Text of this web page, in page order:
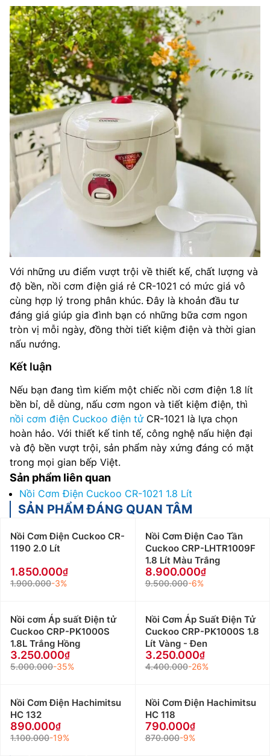
Với những ưu điểm vượt trội về thiết kế, chất lượng và
độ bền, nồi cơm điện giá rẻ CR-1021 có mức giá vô
cùng hợp lý trong phân khúc. Đây là khoản đầu tư
đáng giá giúp gia đình bạn có những bữa cơm ngon
tròn vị mỗi ngày, đồng thời tiết kiệm điện và thời gian
nấu nướng.
Kết luận
Nếu bạn đang tìm kiếm một chiếc nồi cơm điện 1.8 lít
bền bỉ, dễ dùng, nấu cơm ngon và tiết kiệm điện, thì
nồi cơm điện Cuckoo điện tửCR-1021 là lựa chọn
hoàn hảo. Với thiết kế tinh tế, công nghệ nấu hiện đại
và độ bền vượt trội, sản phẩm này xứng đáng có mặt
trong mọi gian bếp Việt.
Sản phẩm liên quan
Nồi Cơm Điện Cuckoo CR-1021 1.8 Lít
SẢN PHẨM ĐÁNG QUAN TÂM
Nồi Cơm Điện Cuckoo CR-
1190 2.0 Lít
1.850.000
1.900.000-3%
Nồi Cơm Điện Cao Tần
Cuckoo CRP-LHTR1009F
1.8 Lít Màu Trắng
8.900.000
9.500.000-6%
Nồi cơm Áp suất Điện tử
Cuckoo CRP-PK1000S
1.8L Trắng Hồng
3.250.000
5.000.000-35%
Nồi Cơm Áp Suất Điện Tử
Cuckoo CRP-PK1000S 1.8
Lít Vàng - Đen
3.250.000
4.400.000-26%
Nồi Cơm Điện Hachimitsu
HC 132
890.000
1.100.000-19%
Nồi Cơm Điện Hachimitsu
HC 118
790.000
870.000-9%